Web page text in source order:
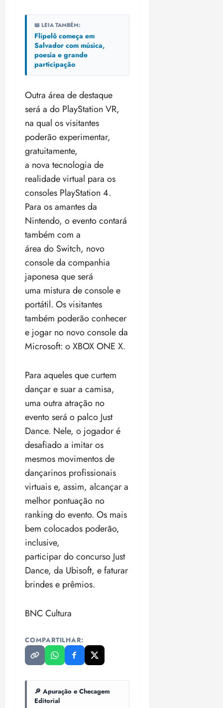
📖 LEIA TAMBÉM:
Flipelô começa em
Salvador com música,
poesia e grande
participação
Outra área de destaque
será a do PlayStation VR,
na qual os visitantes
poderão experimentar,
gratuitamente,
a nova tecnologia de
realidade virtual para os
consoles PlayStation 4.
Para os amantes da
Nintendo, o evento contará
também com a
área do Switch, novo
console da companhia
japonesa que será
uma mistura de console e
portátil. Os visitantes
também poderão conhecer
e jogar no novo console da
Microsoft: o XBOX ONE X.
Para aqueles que curtem
dançar e suar a camisa,
uma outra atração no
evento será o palco Just
Dance. Nele, o jogador é
desafiado a imitar os
mesmos movimentos de
dançarinos profissionais
virtuais e, assim, alcançar a
melhor pontuação no
ranking do evento. Os mais
bem colocados poderão,
inclusive,
participar do concurso Just
Dance, da Ubisoft, e faturar
brindes e prêmios.
BNC Cultura
COMPARTILHAR:
🔎 Apuração e Checagem
Editorial